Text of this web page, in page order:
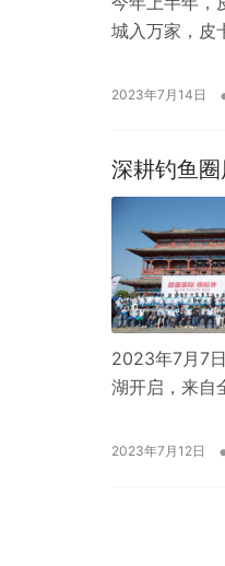
城入万家，皮
2023年7月14日
深耕钓鱼
2023年7月7
湖开启，来自
2023年7月12日